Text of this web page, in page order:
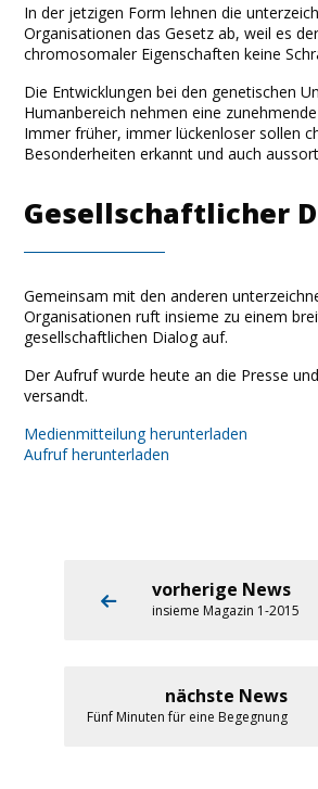
In der jetzigen Form lehnen die
Organisationen das Gesetz ab, weil es
chromosomaler Eigenschaften keine
Die Entwicklungen bei den genetischen
Humanbereich nehmen eine
Immer früher, immer lückenloser sollen
Besonderheiten erkannt und auch
Gesellschaftlicher
Gemeinsam mit den anderen
Organisationen ruft insieme zu einem
gesellschaftlichen Dialog auf.
Der Aufruf wurde heute an die Presse
versandt.
Medienmitteilung herunterladen
Aufruf herunterladen
vorherige News
insieme Magazin 1-2015
nächste News
Fünf Minuten für eine Begegnung